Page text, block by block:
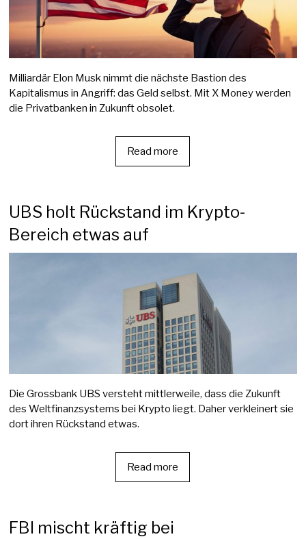
Milliardär Elon Musk nimmt die nächste Bastion des
Kapitalismus in Angriff: das Geld selbst. Mit X Money werden
die Privatbanken in Zukunft obsolet.
Read more
UBS holt Rückstand im Krypto-
Bereich etwas auf
Die Grossbank UBS versteht mittlerweile, dass die Zukunft
des Weltfinanzsystems bei Krypto liegt. Daher verkleinert sie
dort ihren Rückstand etwas.
Read more
FBI mischt kräftig bei